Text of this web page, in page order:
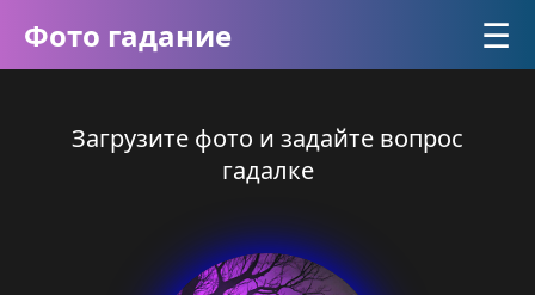
Фото гадание ☰
Загрузите фото и задайте вопрос
гадалке